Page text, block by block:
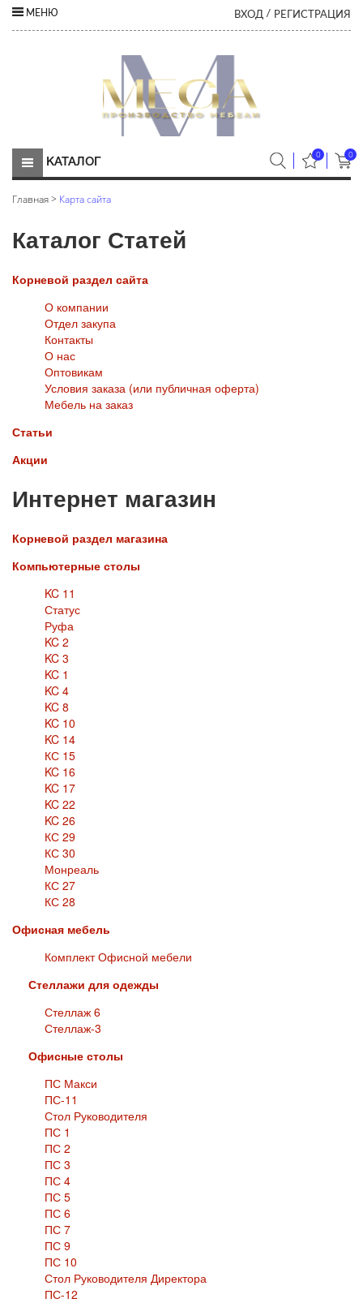
МЕНЮ ВХОД / РЕГИСТРАЦИЯ
0 0
КАТАЛОГ
Главная> Карта сайта
Каталог Статей
Корневой раздел сайта
О компании
Отдел закупа
Контакты
О нас
Оптовикам
Условия заказа (или публичная оферта)
Мебель на заказ
Статьи
Акции
Интернет магазин
Корневой раздел магазина
Компьютерные столы
KC 11
Статус
Руфа
KC 2
KC 3
KC 1
KC 4
KC 8
KC 10
KC 14
КС 15
KC 16
KC 17
KC 22
KC 26
КС 29
КС 30
Монреаль
КС 27
КС 28
Офисная мебель
Комплект Офисной мебели
Стеллажи для одежды
Стеллаж 6
Стеллаж-3
Офисные столы
ПС Макси
ПС-11
Стол Руководителя
ПС 1
ПС 2
ПС 3
ПС 4
ПС 5
ПС 6
ПС 7
ПС 9
ПС 10
Стол Руководителя Директора
ПС-12